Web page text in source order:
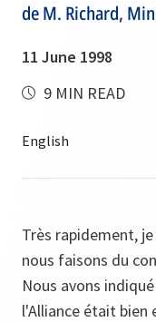
de M. Richard,
11 June 1998
9 MIN READ
Très rapidement,
nous faisons du
Nous avons
l'Alliance était bien